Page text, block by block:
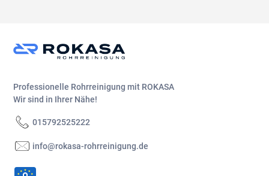
Professionelle Rohrreinigung mit ROKASA
Wir sind in Ihrer Nähe!
015792525222
info@rokasa-rohrreinigung.de